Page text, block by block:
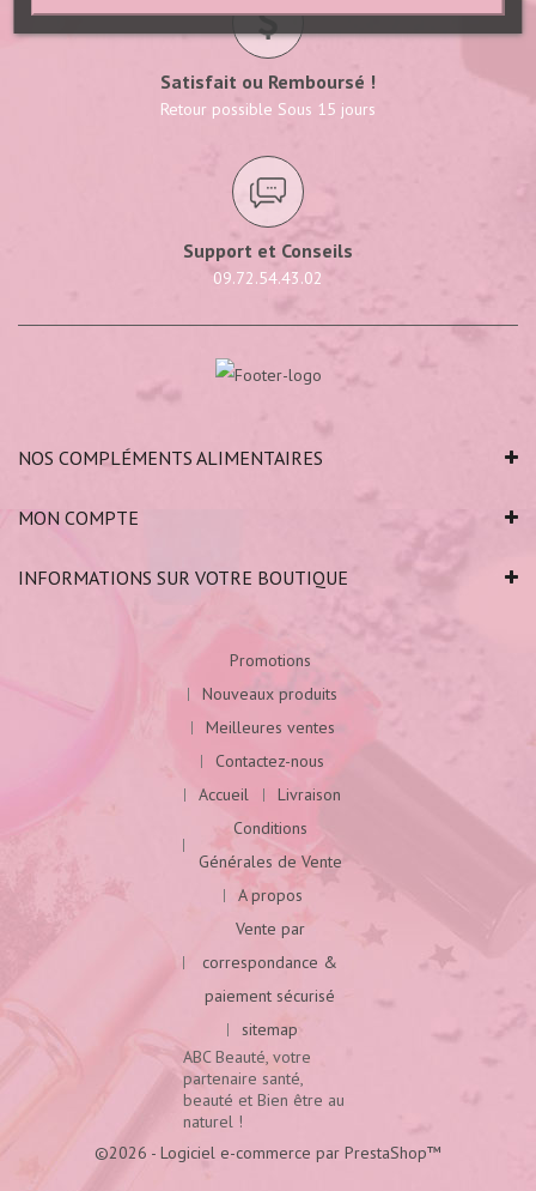
Satisfait ou Remboursé !
Retour possible Sous 15 jours
Support et Conseils
09.72.54.43.02
NOS COMPLÉMENTS ALIMENTAIRES
MON COMPTE
INFORMATIONS SUR VOTRE BOUTIQUE
Promotions
Nouveaux produits
Meilleures ventes
Contactez-nous
Accueil
Livraison
Conditions
Générales de Vente
A propos
Vente par
correspondance &
paiement sécurisé
sitemap
ABC Beauté, votre
partenaire santé,
beauté et Bien être au
naturel !
©2026 - Logiciel e-commerce par PrestaShop™